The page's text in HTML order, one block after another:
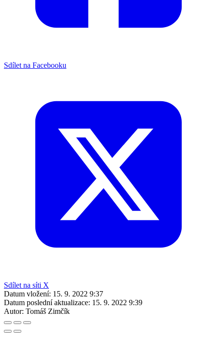
Sdílet na Facebooku
Sdílet na síti X
Datum vložení: 15. 9. 2022 9:37
Datum poslední aktualizace: 15. 9. 2022 9:39
Autor: Tomáš Zimčík